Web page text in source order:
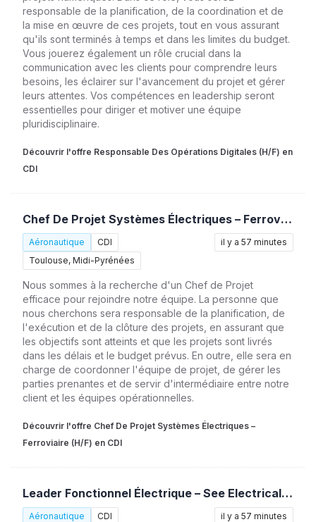
responsable de la planification, de la coordination et de
la mise en œuvre de ces projets, tout en vous assurant
qu'ils sont terminés à temps et dans les limites du budget.
Vous jouerez également un rôle crucial dans la
communication avec les clients pour comprendre leurs
besoins, les éclairer sur l'avancement du projet et gérer
leurs attentes. Vos compétences en leadership seront
essentielles pour diriger et motiver une équipe
pluridisciplinaire.
Découvrir l'offre Responsable Des Opérations Digitales (H/F) en
CDI
Chef De Projet Systèmes Électriques – Ferroviaire (H/F)
Aéronautique
CDI
Toulouse, Midi-Pyrénées
il y a 57 minutes
Nous sommes à la recherche d'un Chef de Projet
efficace pour rejoindre notre équipe. La personne que
nous cherchons sera responsable de la planification, de
l'exécution et de la clôture des projets, en assurant que
les objectifs sont atteints et que les projets sont livrés
dans les délais et le budget prévus. En outre, elle sera en
charge de coordonner l'équipe de projet, de gérer les
parties prenantes et de servir d'intermédiaire entre notre
client et les équipes opérationnelles.
Découvrir l'offre Chef De Projet Systèmes Électriques –
Ferroviaire (H/F) en CDI
Leader Fonctionnel Électrique – See Electrical / Ferroviaire (H/F)
Aéronautique
CDI
il y a 57 minutes